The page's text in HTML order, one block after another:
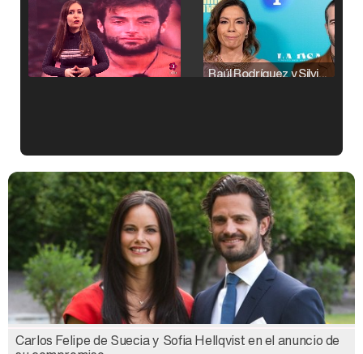
Raúl Rodríguez y Silvia Taulés nos cuentan su papel en 'La familia de la tele'
Carlota Corredera y Javier de Hoyos: "La tele tiene que representar al público también y aquí están todos los perfiles posibles&quo;
Carlos Felipe de Suecia y Sofia Hellqvist en el anuncio de